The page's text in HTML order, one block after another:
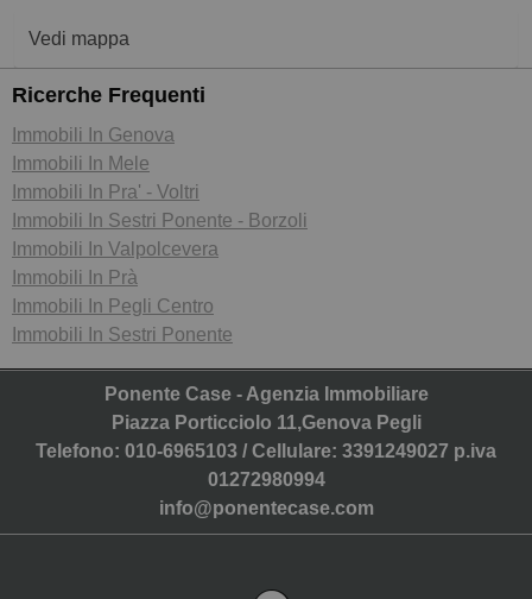
Vedi mappa
Ricerche Frequenti
Immobili In Genova
Immobili In Mele
Immobili In Pra' - Voltri
Immobili In Sestri Ponente - Borzoli
Immobili In Valpolcevera
Immobili In Prà
Immobili In Pegli Centro
Immobili In Sestri Ponente
Ponente Case - Agenzia Immobiliare
Piazza Porticciolo 11,Genova Pegli
Telefono: 010-6965103 / Cellulare: 3391249027 p.iva
01272980994
info@ponentecase.com